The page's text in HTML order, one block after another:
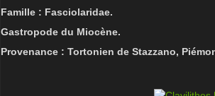
Famille : Fasciolaridae.
Gastropode du Miocène.
Provenance : Tortonien de Stazzano,